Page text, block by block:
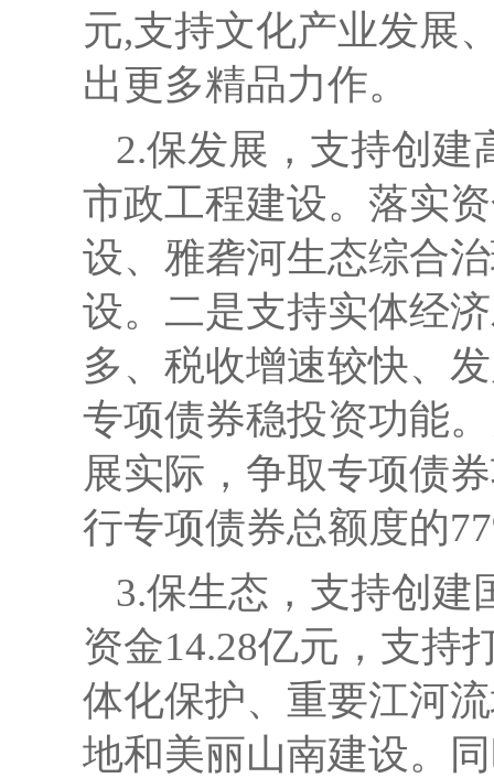
元,支持文化产业发展
出更多精品力作。
2.保发展，支持创建
市政工程建设。 落实
设、雅砻河生态综合
设。 二是支持实体经
多、税收增速较快、
专项债券稳投资功能。
展实际 ，争取专项债
行专项债券总额度的
3.保生态，支持创建
资金14.28亿元，支持
体化保护、重要江河
地和美丽山南建设。